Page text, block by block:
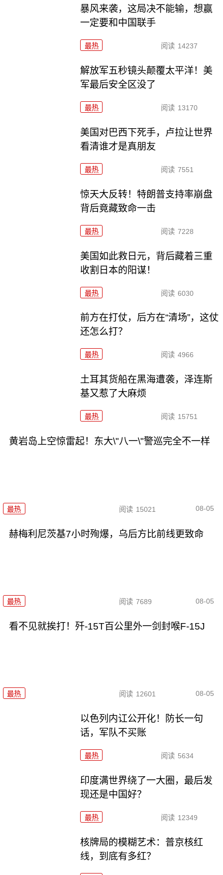
暴风来袭，这局决不能输，想赢
一定要和中国联手
最热 阅读 14237
解放军五秒镜头颠覆太平洋！美
军最后安全区没了
最热 阅读 13170
美国对巴西下死手，卢拉让世界
看清谁才是真朋友
最热 阅读 7551
惊天大反转！特朗普支持率崩盘
背后竟藏致命一击
最热 阅读 7228
美国如此救日元，背后藏着三重
收割日本的阳谋！
最热 阅读 6030
前方在打仗，后方在“清场”，这仗
还怎么打？
最热 阅读 4966
土耳其货船在黑海遭袭，泽连斯
基又惹了大麻烦
最热 阅读 15751
黄岩岛上空惊雷起！东大\"八一\"警巡完全不一样
最热 阅读 15021 08-05
赫梅利尼茨基7小时殉爆，乌后方比前线更致命
最热 阅读 7689 08-05
看不见就挨打！歼-15T百公里外一剑封喉F-15J
最热 阅读 12601 08-05
以色列内讧公开化！防长一句
话，军队不买账
最热 阅读 5634
印度满世界绕了一大圈，最后发
现还是中国好？
最热 阅读 12349
核牌局的模糊艺术：普京核红
线，到底有多红？